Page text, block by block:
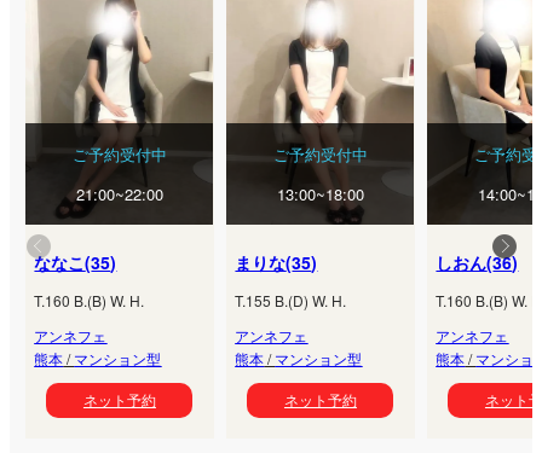
ご予約受付中
21:00~22:00
ななこ(35)
T.160 B.(B) W. H.
アンネフェ
熊本/マンション型
ネット予約
ご予約受付中
13:00~18:00
まりな(35)
T.155 B.(D) W. H.
アンネフェ
熊本/マンション型
ネット予約
ご予約受
しおん(36)
T.160 B.(B) W.
アンネフェ
熊本/マンショ
ネット